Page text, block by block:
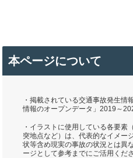
本ページについて
・掲載されている交通事故発生情
情報のオープンデータ」2019～
・イラストに使用している各要素
突地点など）は、代表的なイメー
状等含め現実の事故の状況とは異
ージとして参考までにご活用くださ